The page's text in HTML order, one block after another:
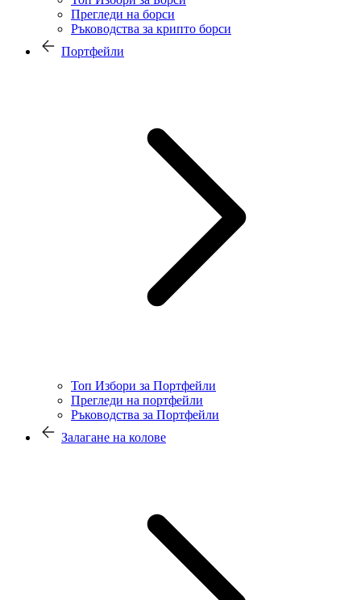
Прегледи на борси
Ръководства за крипто борси
Портфейли
Топ Избори за Портфейли
Прегледи на портфейли
Ръководства за Портфейли
Залагане на колове